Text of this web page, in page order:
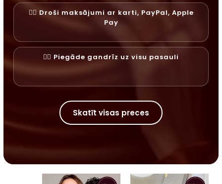
✓⃝ Droši maksājumi ar karti, PayPal, Apple
Pay
✓⃝ Piegāde gandrīz uz visu pasauli
Skatīt visas preces